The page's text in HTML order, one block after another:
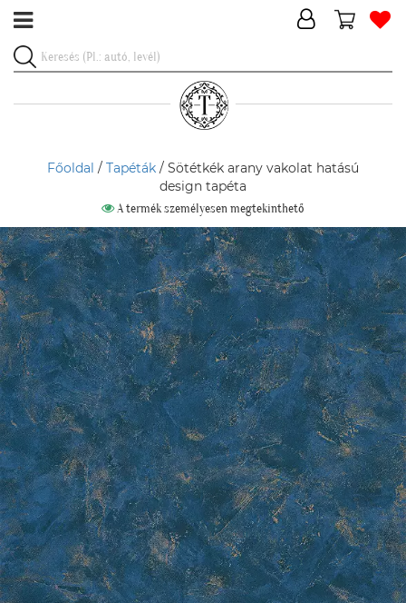
Főoldal / Tapéták / Sötétkék arany vakolat hatású
design tapéta
A termék személyesen megtekinthető